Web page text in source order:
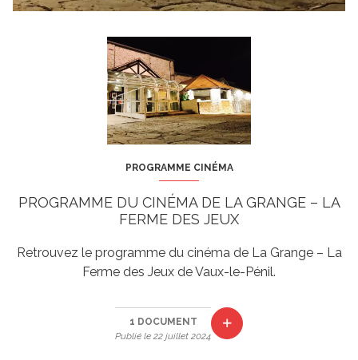
PROGRAMME CINÉMA
PROGRAMME DU CINÉMA DE LA GRANGE – LA
FERME DES JEUX
Retrouvez le programme du cinéma de La Grange – La
Ferme des Jeux de Vaux-le-Pénil.
1 DOCUMENT
Publié le 22 juillet 2024